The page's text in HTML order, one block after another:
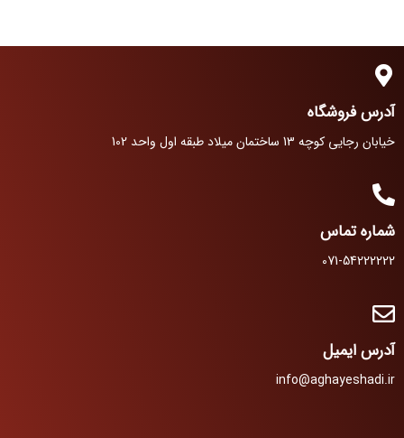
آدرس فروشگاه
خیابان رجایی کوچه 13 ساختمان میلاد طبقه اول واحد 102
شماره تماس
071-54222222
آدرس ایمیل
info@aghayeshadi.ir